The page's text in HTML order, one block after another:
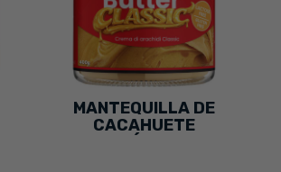
MANTEQUILLA DE
CACAHUETE
CLÁSICA